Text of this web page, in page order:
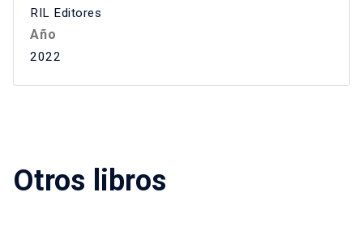
RIL Editores
Año
2022
Otros libros